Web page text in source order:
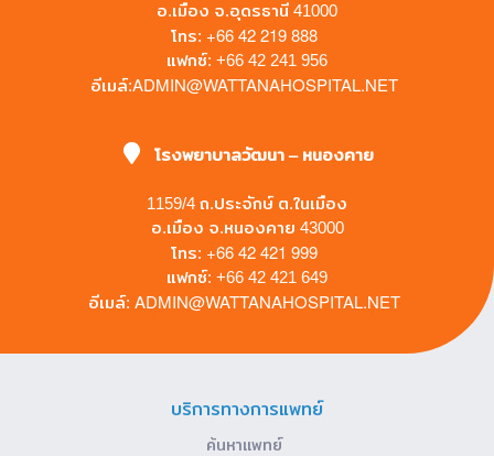
อ.เมือง จ.อุดรธานี 41000
โทร: +66 42 219 888
แฟกซ์: +66 42 241 956
อีเมล์:ADMIN@WATTANAHOSPITAL.NET
โรงพยาบาลวัฒนา – หนองคาย
1159/4 ถ.ประจักษ์ ต.ในเมือง
อ.เมือง จ.หนองคาย 43000
โทร: +66 42 421 999
แฟกซ์: +66 42 421 649
อีเมล์: ADMIN@WATTANAHOSPITAL.NET
บริการทางการแพทย์
ค้นหาแพทย์